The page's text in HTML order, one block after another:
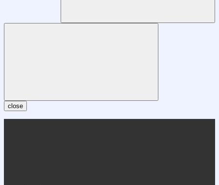
close